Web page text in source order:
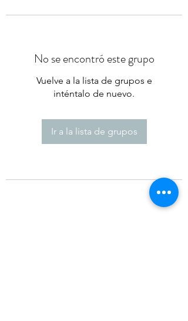
No se encontró este grupo
Vuelve a la lista de grupos e
inténtalo de nuevo.
Ir a la lista de grupos